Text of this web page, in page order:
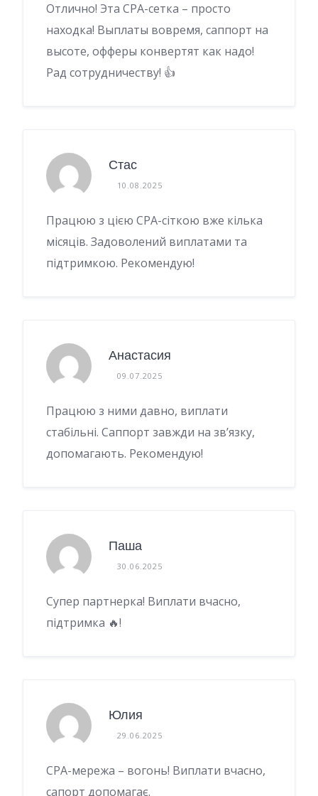
Отлично! Эта CPA-сетка – просто
находка! Выплаты вовремя, саппорт на
высоте, офферы конвертят как надо!
Рад сотрудничеству! 👍
Стас
10.08.2025
Працюю з цією CPA-сіткою вже кілька
місяців. Задоволений виплатами та
підтримкою. Рекомендую!
Анастасия
09.07.2025
Працюю з ними давно, виплати
стабільні. Саппорт завжди на зв’язку,
допомагають. Рекомендую!
Паша
30.06.2025
Супер партнерка! Виплати вчасно,
підтримка 🔥!
Юлия
29.06.2025
CPA-мережа – вогонь! Виплати вчасно,
сапорт допомагає.